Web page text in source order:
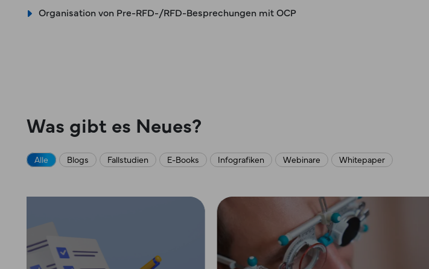
Organisation von Pre-RFD-/RFD-Besprechungen mit OCP
Was gibt es Neues?
Alle Blogs Fallstudien E-Books Infografiken Webinare Whitepaper